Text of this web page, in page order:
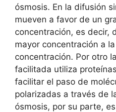
ósmosis. En la difusión⁣
mueven a favor de un
concentración, es decir,⁤
mayor concentración a⁢
concentración. Por⁤ otro⁤
facilitada utiliza
facilitar el paso de
polarizadas a ‍través ‍de​
ósmosis,⁢ por su parte,